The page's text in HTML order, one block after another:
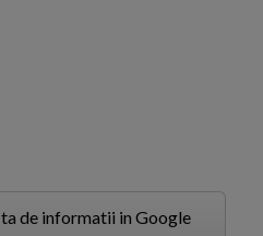
de informatii in Google